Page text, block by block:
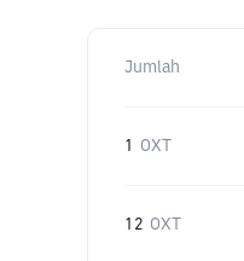
Jumlah
1 OXT
12 OXT